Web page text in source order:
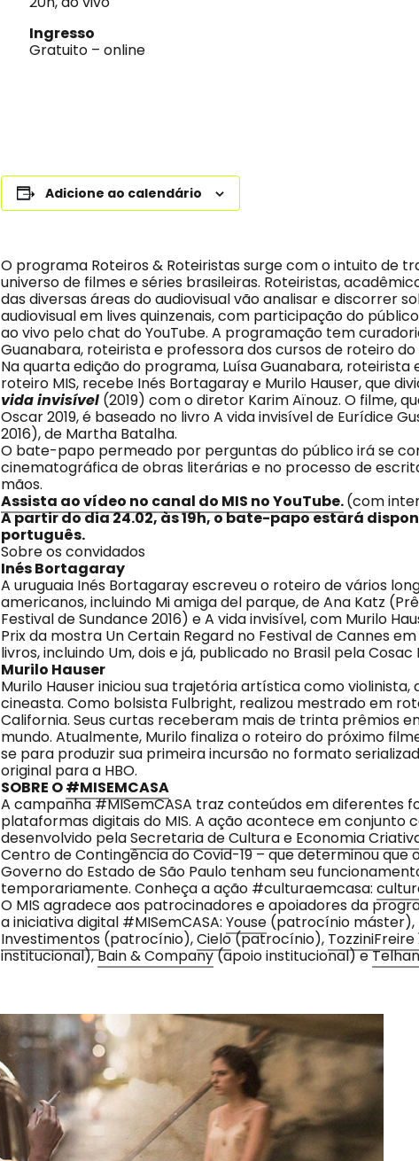
Ingresso
Gratuito – online
Adicione ao calendário
O programa Roteiros & Roteiristas surge com o intuito de
universo de filmes e séries brasileiras. Roteiristas,
das diversas áreas do audiovisual vão analisar e discorrer
audiovisual em lives quinzenais, com participação do
ao vivo pelo chat do YouTube. A programação tem
Guanabara, roteirista e professora dos cursos de roteiro do
Na quarta edição do programa, Luísa Guanabara, roteirista
roteiro MIS, recebe Inés Bortagaray e Murilo Hauser, que
vida invisível (2019) com o diretor Karim Aïnouz. O filme,
Oscar 2019, é baseado no livro A vida invisível de Eurídice
2016), de Martha Batalha.
O bate-papo permeado por perguntas do público irá se
cinematográfica de obras literárias e no processo de
mãos.
Assista ao vídeo no canal do MIS no YouTube.(com
A partir do dia 24.02, às 19h, o bate-papo estará
português.
Sobre os convidados
Inés Bortagaray
A uruguaia Inés Bortagaray escreveu o roteiro de vários
americanos, incluindo Mi amiga del parque, de Ana Katz
Festival de Sundance 2016) e A vida invisível, com Murilo
Prix da mostra Un Certain Regard no Festival de Cannes
livros, incluindo Um, dois e já, publicado no Brasil pela Cosac
Murilo Hauser
Murilo Hauser iniciou sua trajetória artística como
cineasta. Como bolsista Fulbright, realizou mestrado em
California. Seus curtas receberam mais de trinta prêmios
mundo. Atualmente, Murilo finaliza o roteiro do próximo
se para produzir sua primeira incursão no formato
original para a HBO.
SOBRE O#MISEMCASA
A campanha #MISemCASA traz conteúdos em diferentes
plataformas digitais do MIS. A ação acontece em conjunto
desenvolvido pelaSecretaria de Cultura e Economia
Centro de Contingência do Covid-19 – que determinou que
Governo do Estado de São Paulo tenham seu
temporariamente. Conheça a ação #culturaemcasa:
O MIS agradece aos patrocinadores e apoiadores da
a iniciativa digital #MISemCASA: Youse (patrocínio máster),
Investimentos (patrocínio),Cielo(patrocínio),
institucional),Bain & Company(apoio institucional) e